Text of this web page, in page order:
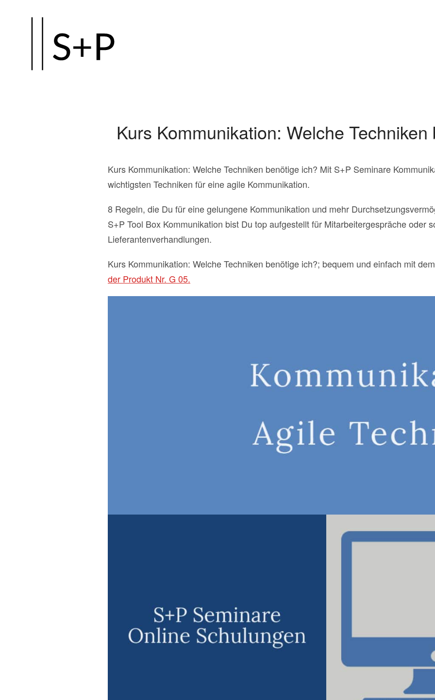
Hauptinhalt
Kurs Kommunikation: Welche
Kurs Kommunikation: Welche Techniken benötige ich? Mit S+P Seminare
wichtigsten Techniken für eine agile Kommunikation.
8 Regeln, die Du für eine gelungene Kommunikation und mehr
S+P Tool Box Kommunikation bist Du top aufgestellt für Mitarbeitergespräche oder
Lieferantenverhandlungen.
Kurs Kommunikation: Welche Techniken benötige ich?; bequem und einfach mit
der Produkt Nr. G 05.